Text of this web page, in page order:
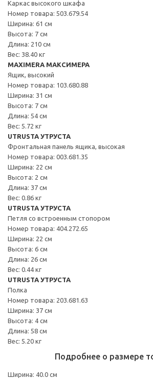
Каркас высокого шкафа
Номер товара: 503.679.54
Ширина: 61 см
Высота: 7 см
Длина: 210 см
Вес: 38.40 кг
MAXIMERA МАКСИМЕРА
Ящик, высокий
Номер товара: 103.680.88
Ширина: 31 см
Высота: 7 см
Длина: 54 см
Вес: 5.72 кг
UTRUSTA УТРУСТА
Фронтальная панель ящика, высокая
Номер товара: 003.681.35
Ширина: 22 см
Высота: 2 см
Длина: 37 см
Вес: 0.86 кг
UTRUSTA УТРУСТА
Петля со встроенным стопором
Номер товара: 404.272.65
Ширина: 22 см
Высота: 6 см
Длина: 26 см
Вес: 0.44 кг
UTRUSTA УТРУСТА
Полка
Номер товара: 203.681.63
Ширина: 37 см
Высота: 4 см
Длина: 58 см
Вес: 5.20 кг
Подробнее о размере
Ширина: 40.0 см